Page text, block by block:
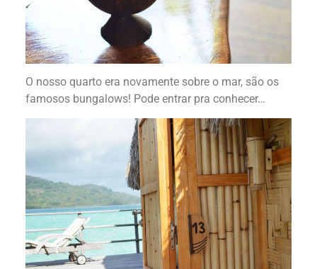
O nosso quarto era novamente sobre o mar, são os
famosos bungalows! Pode entrar pra conhecer…